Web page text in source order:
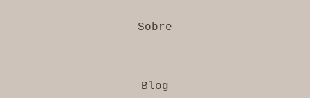
Sobre
Blog